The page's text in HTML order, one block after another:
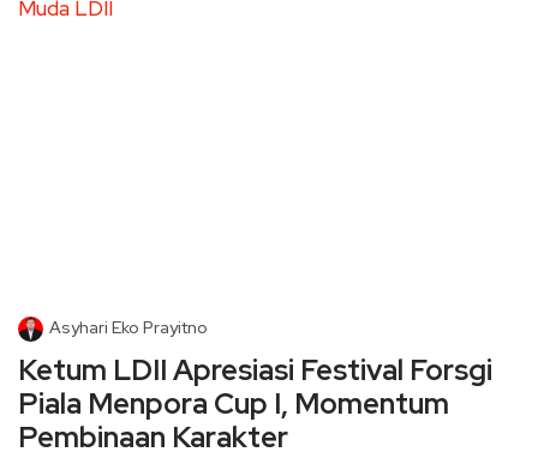
Asyhari Eko Prayitno
Ketum LDII Apresiasi Festival Forsgi
Piala Menpora Cup I, Momentum
Pembinaan Karakter